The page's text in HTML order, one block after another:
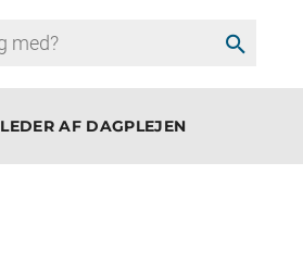
search
LEDER AF DAGPLEJEN